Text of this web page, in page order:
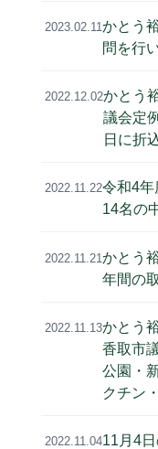
2023.02.11かとう
問を行
2022.12.02かとう
議会定
日に折
2022.11.22令和4
14名の
2022.11.21かとう
年間の
2022.11.13かとう
香取市
公園・
クチン
2022.11.0411月4